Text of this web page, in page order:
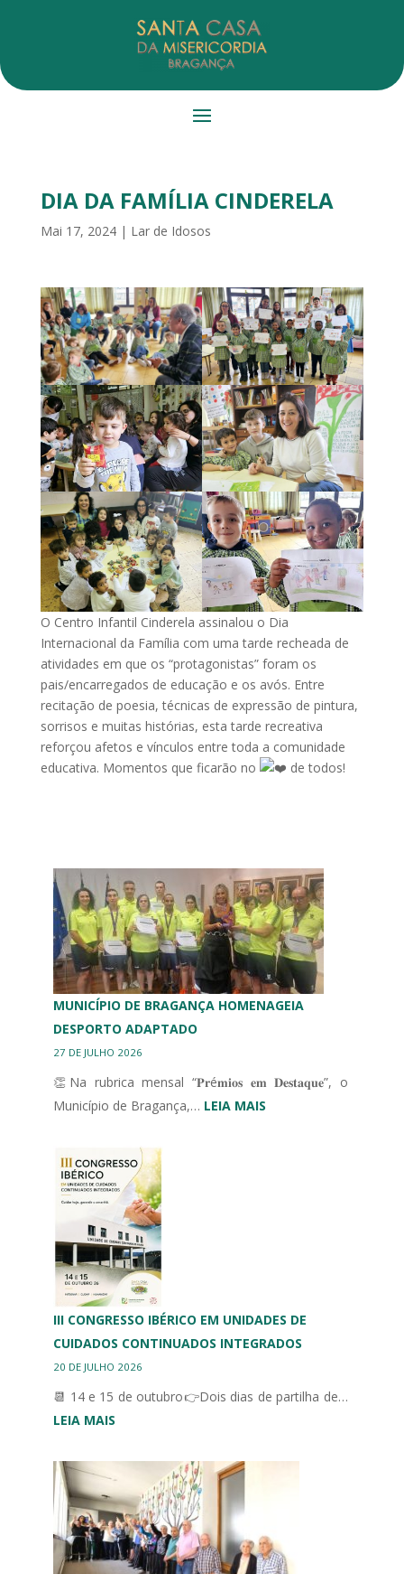
DIA DA FAMÍLIA CINDERELA
Mai 17, 2024| Lar de Idosos
O Centro Infantil Cinderela assinalou o Dia
Internacional da Família com uma tarde recheada de
atividades em que os “protagonistas” foram os
pais/encarregados de educação e os avós. Entre
recitação de poesia, técnicas de expressão de pintura,
sorrisos e muitas histórias, esta tarde recreativa
reforçou afetos e vínculos entre toda a comunidade
educativa. Momentos que ficarão no
de todos!
MUNICÍPIO DE BRAGANÇA HOMENAGEIA
DESPORTO ADAPTADO
27 DE JULHO 2026
👏Na rubrica mensal “𝐏𝐫é𝐦𝐢𝐨𝐬 𝐞𝐦 𝐃𝐞𝐬𝐭𝐚𝐪𝐮𝐞”, o
Município de Bragança,… LEIA MAIS:
III CONGRESSO IBÉRICO EM UNIDADES DE
CUIDADOS CONTINUADOS INTEGRADOS
20 DE JULHO 2026
📆 14 e 15 de outubro👉Dois dias de partilha de…
LEIA MAIS:
CONGRESSO
IBÉRICO
EM
UNIDADES
DE